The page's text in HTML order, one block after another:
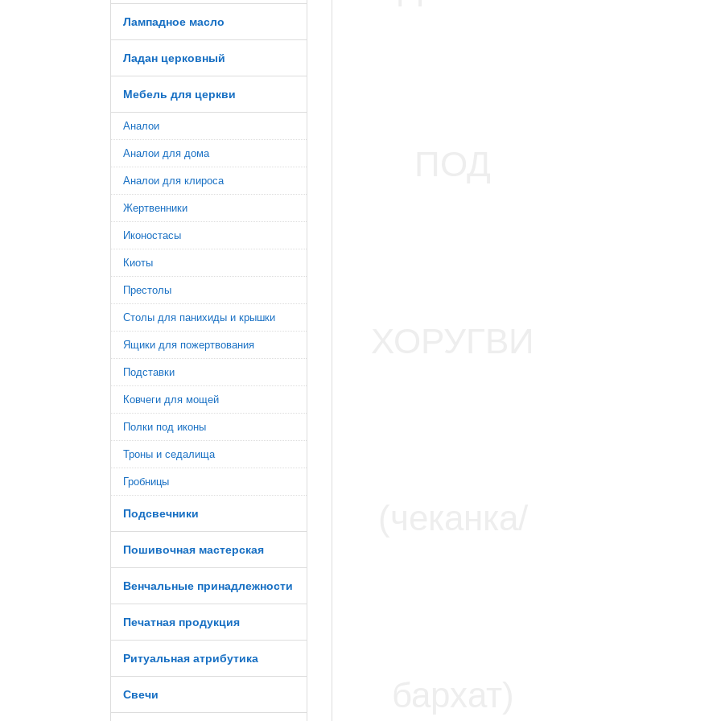
Лампадное масло
Ладан церковный
Мебель для церкви
Аналои
Аналои для дома
Аналои для клироса
Жертвенники
Иконостасы
Киоты
Престолы
Столы для панихиды и крышки
Ящики для пожертвования
Подставки
Ковчеги для мощей
Полки под иконы
Троны и седалища
Гробницы
Подсвечники
Пошивочная мастерская
Венчальные принадлежности
Печатная продукция
Ритуальная атрибутика
Свечи